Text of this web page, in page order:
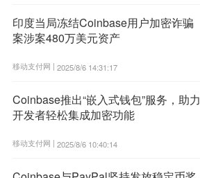
印度当局冻结Coinbase用户加密诈骗
案涉案480万美元资产
移动支付网 | 2025/8/6 14:31:17
Coinbase推出“嵌入式钱包”服务，助力
开发者轻松集成加密功能
移动支付网 | 2025/8/6 10:40:14